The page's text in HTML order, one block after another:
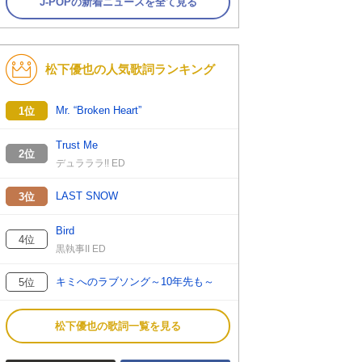
松下優也の人気歌詞ランキング
1位 Mr. “Broken Heart”
2位
Trust Me
デュラララ!! ED
3位 LAST SNOW
4位
Bird
黒執事II ED
5位 キミへのラブソング～10年先も～
松下優也の歌詞一覧を見る